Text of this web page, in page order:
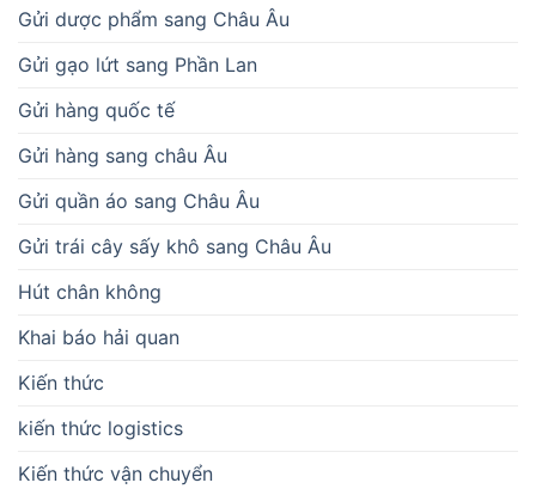
Gửi dược phẩm sang Châu Âu
Gửi gạo lứt sang Phần Lan
Gửi hàng quốc tế
Gửi hàng sang châu Âu
Gửi quần áo sang Châu Âu
Gửi trái cây sấy khô sang Châu Âu
Hút chân không
Khai báo hải quan
Kiến thức
kiến thức logistics
Kiến thức vận chuyển